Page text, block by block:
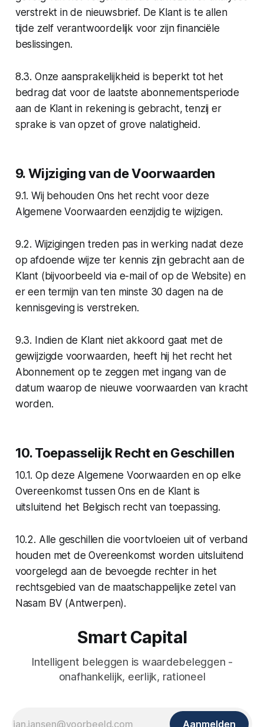
verstrekt in de nieuwsbrief. De Klant is te allen
tijde zelf verantwoordelijk voor zijn financiële
beslissingen.
8.3. Onze aansprakelijkheid is beperkt tot het
bedrag dat voor de laatste abonnementsperiode
aan de Klant in rekening is gebracht, tenzij er
sprake is van opzet of grove nalatigheid.
9. Wijziging van de Voorwaarden
9.1. Wij behouden Ons het recht voor deze
Algemene Voorwaarden eenzijdig te wijzigen.
9.2. Wijzigingen treden pas in werking nadat deze
op afdoende wijze ter kennis zijn gebracht aan de
Klant (bijvoorbeeld via e-mail of op de Website) en
er een termijn van ten minste 30 dagen na de
kennisgeving is verstreken.
9.3. Indien de Klant niet akkoord gaat met de
gewijzigde voorwaarden, heeft hij het recht het
Abonnement op te zeggen met ingang van de
datum waarop de nieuwe voorwaarden van kracht
worden.
10. Toepasselijk Recht en Geschillen
10.1. Op deze Algemene Voorwaarden en op elke
Overeenkomst tussen Ons en de Klant is
uitsluitend het Belgisch recht van toepassing.
10.2. Alle geschillen die voortvloeien uit of verband
houden met de Overeenkomst worden uitsluitend
voorgelegd aan de bevoegde rechter in het
rechtsgebied van de maatschappelijke zetel van
Nasam BV (Antwerpen).
Smart Capital
Intelligent beleggen is waardebeleggen -
onafhankelijk, eerlijk, rationeel
Aanmelden